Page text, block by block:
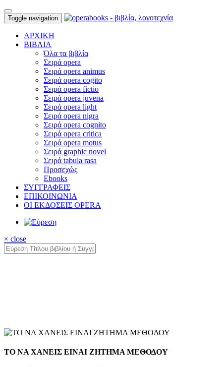
Toggle navigation
ΑΡΧΙΚΗ
ΒΙΒΛΙΑ
Όλα τα βιβλία
Σειρά opera
Σειρά opera animus
Σειρά opera cogito
Σειρά opera fictio
Σειρά opera juvena
Σειρά opera light
Σειρά opera nigra
Σειρά opera cognito
Σειρά opera critica
Σειρά opera motus
Σειρά graphic novel
Σειρά tabula rasa
Προσεχώς
Ebooks
ΣΥΓΓΡΑΦΕΙΣ
ΕΠΙΚΟΙΝΩΝΙΑ
ΟΙ ΕΚΔΟΣΕΙΣ OPERA
× close
ΤΟ ΝΑ ΧΑΝΕΙΣ ΕΙΝΑΙ ΖΗΤΗΜΑ ΜΕΘΟΔΟΥ